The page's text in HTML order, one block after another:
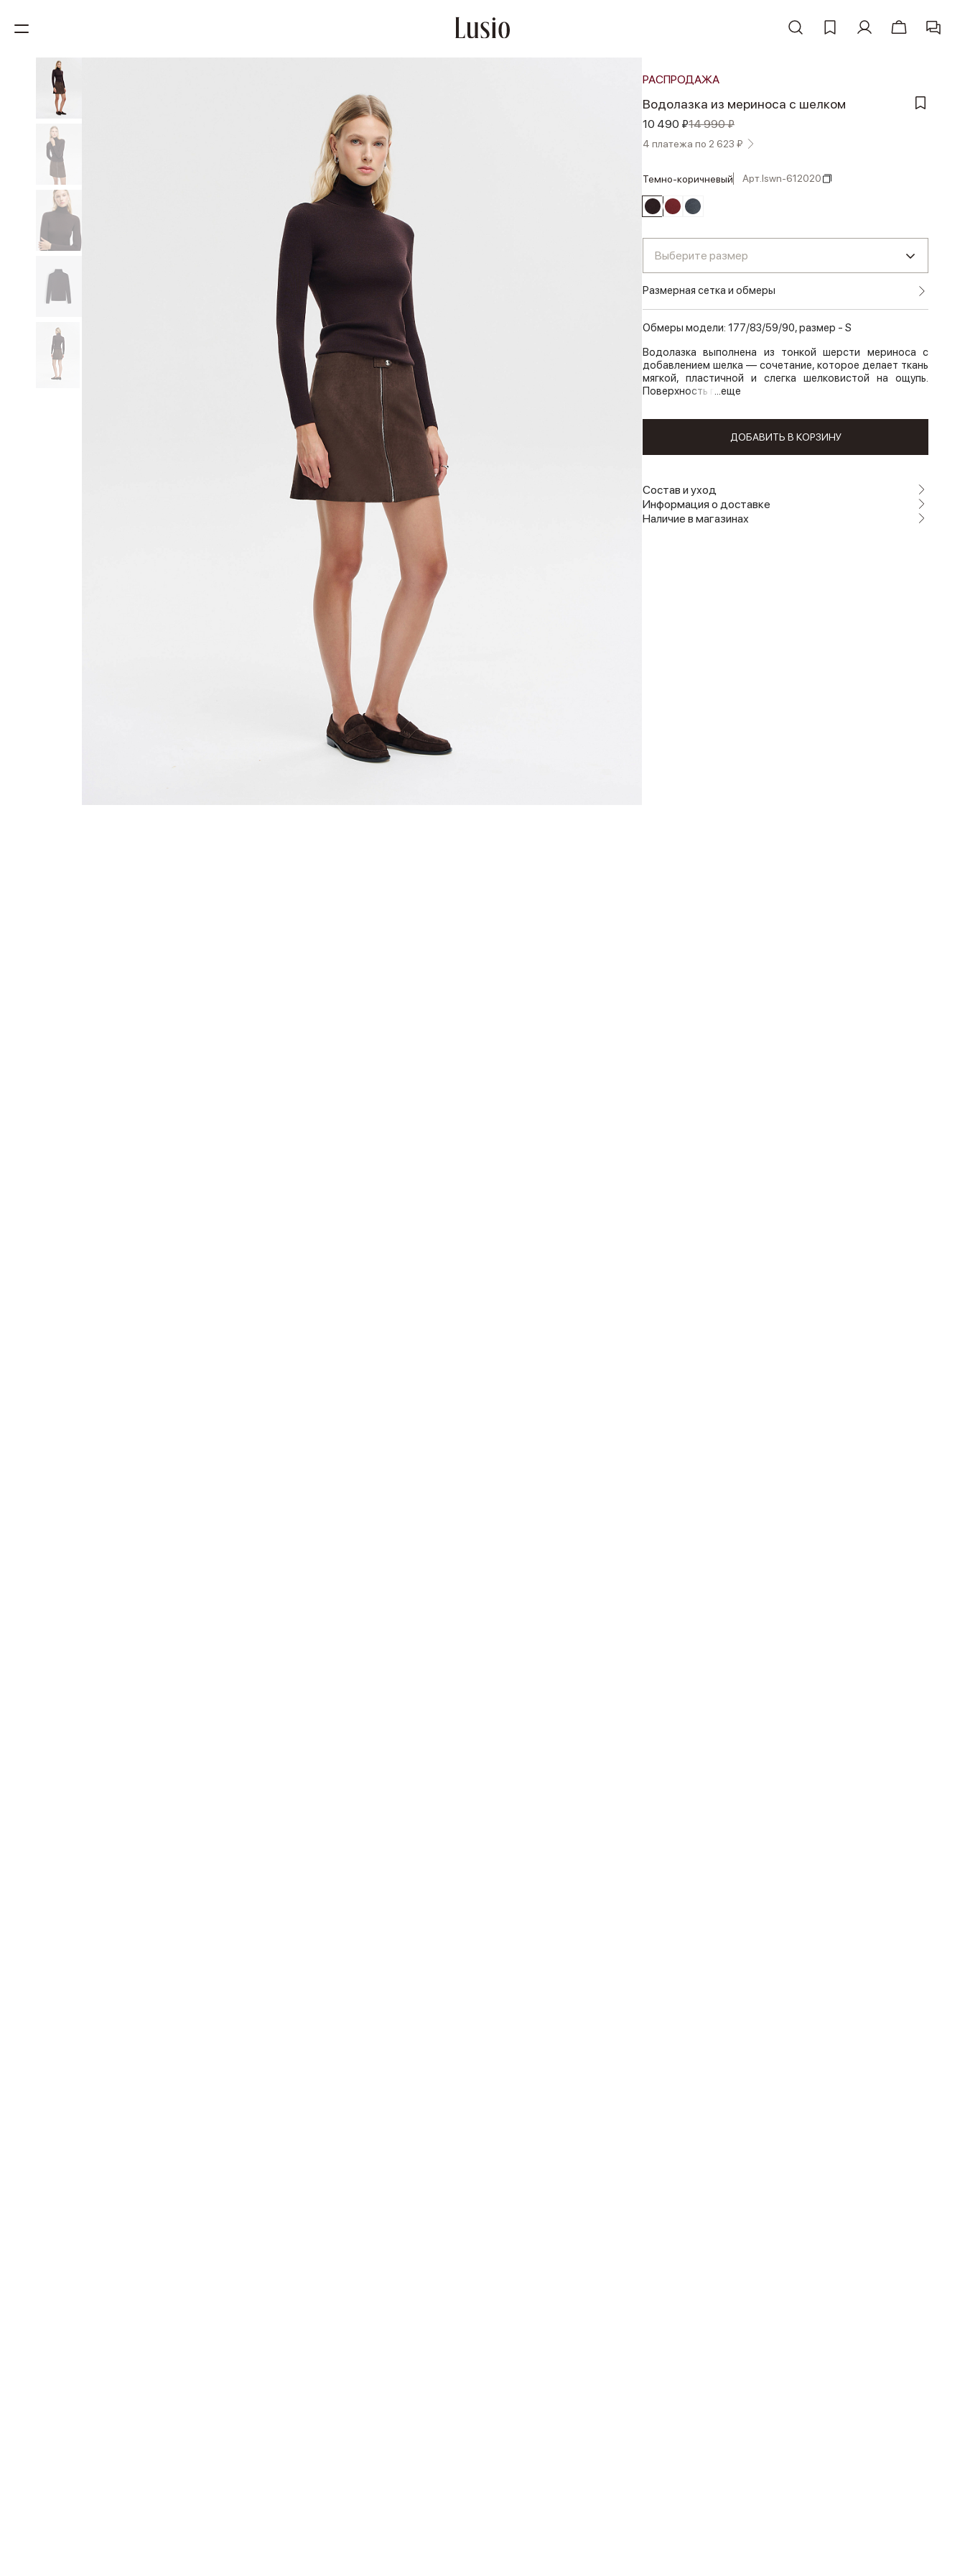
РАСПРОДАЖА
Водолазка из мериноса с шелком
10 490 ₽14 990 ₽
4 платежа по 2 623 ₽
темно-коричневый Арт.lswn-612020
Выберите размер
Размерная сетка и обмеры
Обмеры модели: 177/83/59/90, размер - S
Водолазка выполнена из тонкой шерсти мериноса с
добавлением шелка — сочетание, которое делает ткань
мягкой, пластичной и слегка шелковистой на ощупь.
Поверхность г ...еще
ДОБАВИТЬ В КОРЗИНУ
Состав и уход
Информация о доставке
Наличие в магазинах